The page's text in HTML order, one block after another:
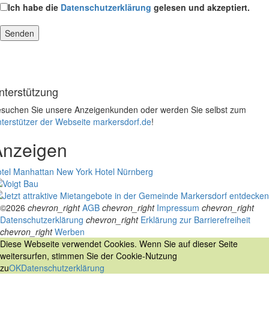
Ich habe die Datenschutzerklärung gelesen und akzeptiert.
Sie unsere Anzeigenkunden oder werden Sie selbst zum
der Webseite markersdorf.de!
Manhattan New York Hotel Nürnberg
©2026 chevron_right AGB chevron_right Impressum chevron_right
Datenschutzerklärung chevron_right Erklärung zur Barrierefreiheit
chevron_right Werben
Diese Webseite verwendet Cookies. Wenn Sie auf dieser Seite
weitersurfen, stimmen Sie der Cookie-Nutzung
zuOKDatenschutzerklärung